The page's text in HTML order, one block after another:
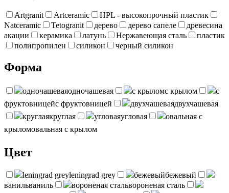
Artgranit Artceramic
HPL - высокопрочный пластик
Natceramic
Tetogranit дерево дерево сапеле
древесина
акации
керамика латунь Нержавеющая сталь
пластик
полипропилен
силикон черный силикон
Форма
одночашеваяодночашевая с крыломс крылом
с
фруктовницейс фруктовницей двухчашеваядвухчашевая
круглаякруглая угловаяугловая
овальная с
крыломовальная с крылом
Цвет
leningrad greyleningrad grey бежевыйбежевый
ванильваниль вороненая стальвороненая сталь